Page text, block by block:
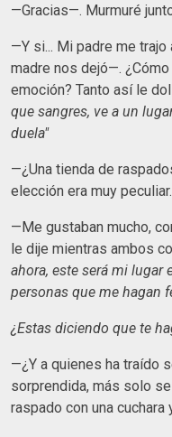
—Gracias—. Murmuré
—Y si... Mi padre me
madre nos dejó—.
emoción? Tanto así le
que sangres, ve a un
duela"
—¿Una tienda de
elección era muy peculiar.
—Me gustaban mucho,
le dije mientras ambos
ahora, este será mi lugar
personas que me hagan
¿Estas diciendo que te
—¿Y a quienes ha traído
sorprendida, más solo
raspado con una